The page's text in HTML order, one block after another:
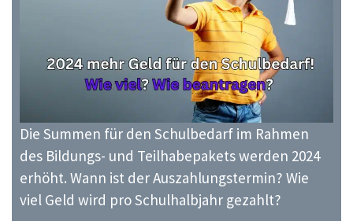
Die Summen für den Schulbedarf im Rahmen
des Bildungs- und Teilhabepakets werden 2024
erhöht. Wann ist der Auszahlungstermin? Wie
viel Geld wird pro Schulhalbjahr gezahlt?